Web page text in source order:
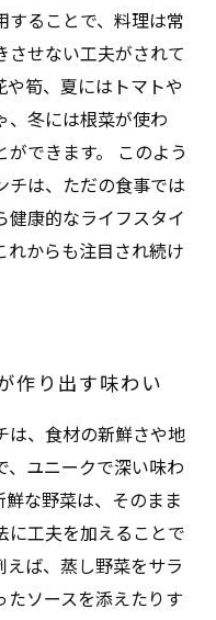
することで、料理は常
させない工夫がされて
や筍、夏にはトマトや
、冬には根菜が使わ
できます。 このよう
チは、ただの食事では
健康的なライフスタイ
れからも注目され続け
作り出す味わい
は、食材の新鮮さや地
、ユニークで深い味わ
鮮な野菜は、そのまま
に工夫を加えることで
えば、蒸し野菜をサラ
たソースを添えたりす